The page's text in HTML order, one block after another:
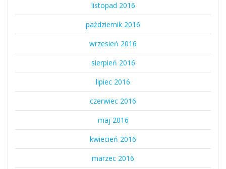
listopad 2016
październik 2016
wrzesień 2016
sierpień 2016
lipiec 2016
czerwiec 2016
maj 2016
kwiecień 2016
marzec 2016